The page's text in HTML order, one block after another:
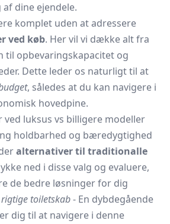
dine ejendele.
komplet uden at adressere
ved køb. Her vil vi dække alt fra
til opbevaringskapacitet og
Dette leder os naturligt til at
, således at du kan navigere i
hovedpine.
ved luksus vs billigere modeller
holdbarhed og bæredygtighed
alternativer til traditionalle
ned i disse valg og evaluere,
de bedre løsninger for dig
toiletskab- En dybdegående
dig til at navigere i denne